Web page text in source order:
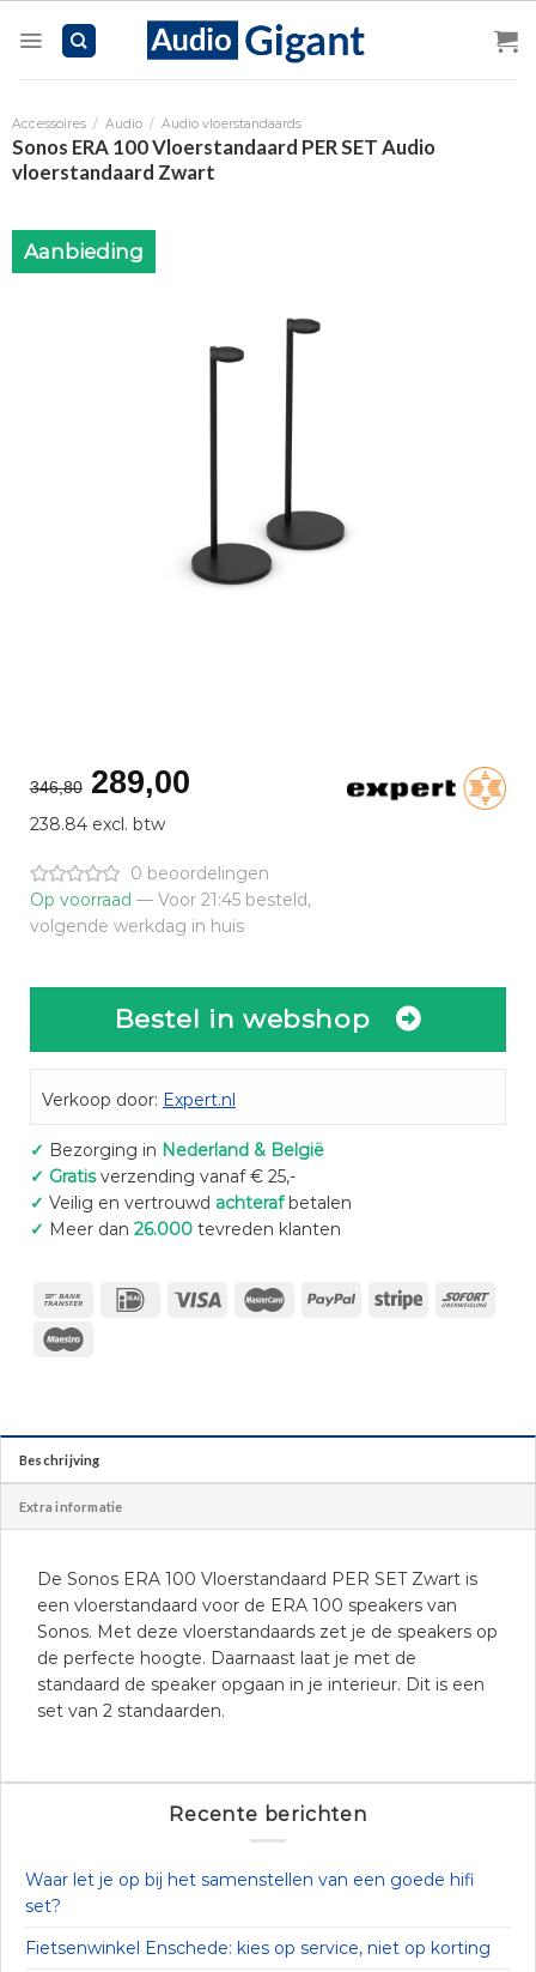
Accessoires / Audio / Audio vloerstandaards
Sonos ERA 100 Vloerstandaard PER SET Audio
vloerstandaard Zwart
Aanbieding
346,80 Oorspronkelijke
prijs
was:
€346,80.
289,00Huidige
€289,00.
238.84 excl. btw
0 beoordelingen
Op voorraad — Voor 21:45 besteld,
volgende werkdag in huis
Bestel in webshop
Verkoop door: Expert.nl
✓ Bezorging in Nederland & België
✓ Gratisverzending vanaf € 25,-
✓ Veilig en vertrouwd achterafbetalen
✓ Meer dan 26.000tevreden klanten
Beschrijving
Extra informatie
De Sonos ERA 100 Vloerstandaard PER SET Zwart is
een vloerstandaard voor de ERA 100 speakers van
Sonos. Met deze vloerstandaards zet je de speakers op
de perfecte hoogte. Daarnaast laat je met de
standaard de speaker opgaan in je interieur. Dit is een
set van 2 standaarden.
Recente berichten
Waar let je op bij het samenstellen van een goede hifi
set?
Fietsenwinkel Enschede: kies op service, niet op korting